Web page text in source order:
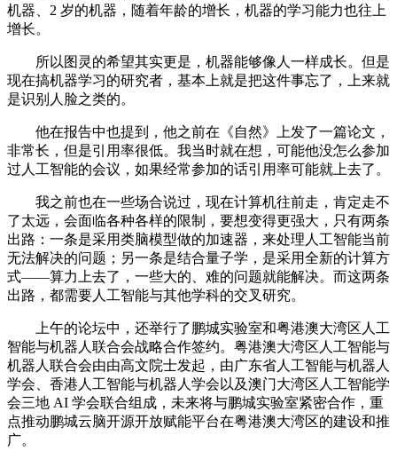
机器、2 岁的机器，随着年龄的增长，机器的学习能力也往上
增长。
所以图灵的希望其实更是，机器能够像人一样成长。但是
现在搞机器学习的研究者，基本上就是把这件事忘了，上来就
是识别人脸之类的。
他在报告中也提到，他之前在《自然》上发了一篇论文，
非常长，但是引用率很低。我当时就在想，可能他没怎么参加
过人工智能的会议，如果经常参加的话引用率可能就上去了。
我之前也在一些场合说过，现在计算机往前走，肯定走不
了太远，会面临各种各样的限制，要想变得更强大，只有两条
出路：一条是采用类脑模型做的加速器，来处理人工智能当前
无法解决的问题；另一条是结合量子学，是采用全新的计算方
式——算力上去了，一些大的、难的问题就能解决。而这两条
出路，都需要人工智能与其他学科的交叉研究。
上午的论坛中，还举行了鹏城实验室和粤港澳大湾区人工
智能与机器人联合会战略合作签约。粤港澳大湾区人工智能与
机器人联合会由由高文院士发起，由广东省人工智能与机器人
学会、香港人工智能与机器人学会以及澳门大湾区人工智能学
会三地 AI 学会联合组成，未来将与鹏城实验室紧密合作，重
点推动鹏城云脑开源开放赋能平台在粤港澳大湾区的建设和推
广。